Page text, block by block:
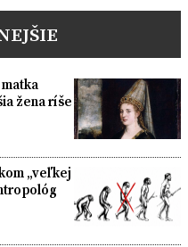
žena ríše
„veľkej